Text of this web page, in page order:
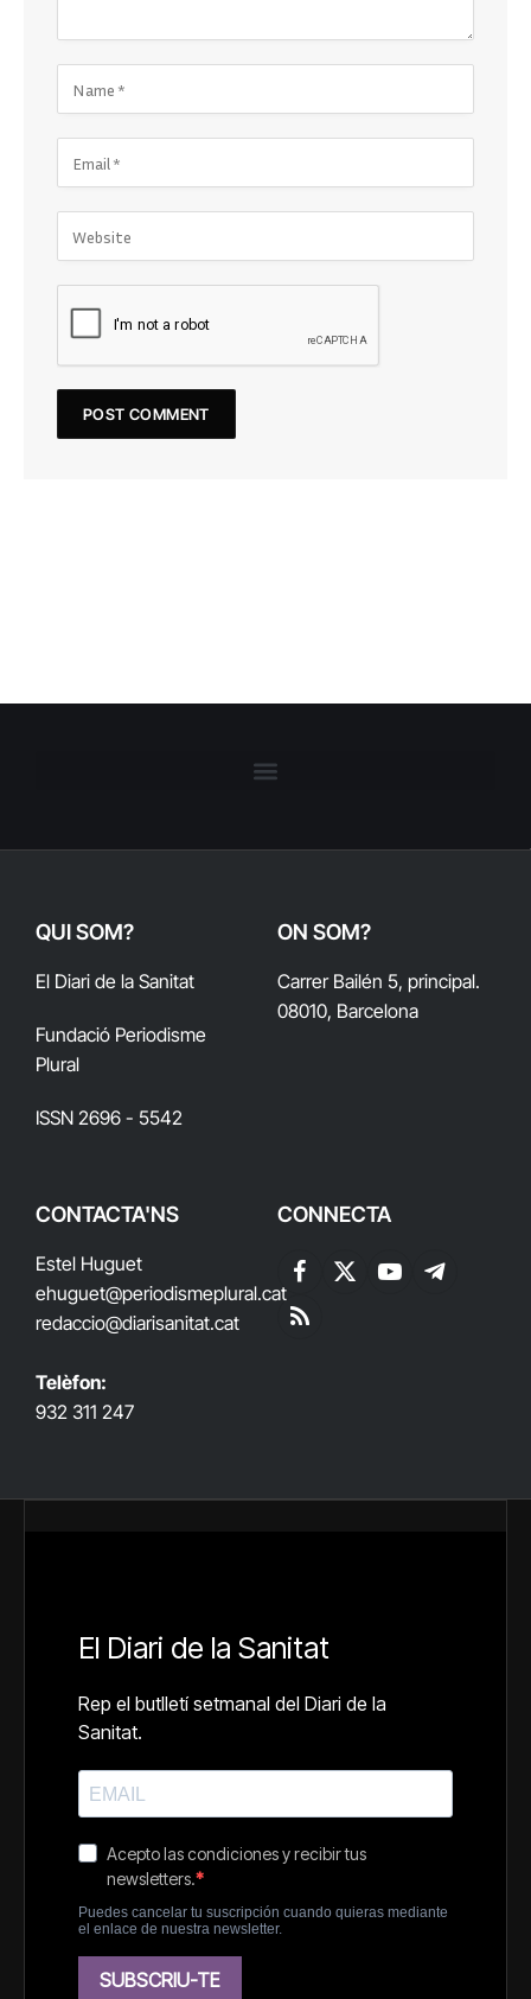
QUI SOM?
El Diari de la Sanitat
Fundació Periodisme
Plural
ISSN 2696 - 5542
ON SOM?
Carrer Bailén 5, principal.
08010, Barcelona
CONTACTA'NS
Estel Huguet
ehuguet@periodismeplural.cat
redaccio@diarisanitat.cat
Telèfon:
932 311 247
CONNECTA
Facebook
X
YouTubeTelegram
RSS